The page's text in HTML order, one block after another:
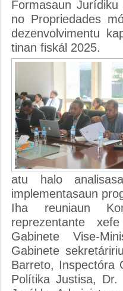
Formasaun
no Propriedades
dezenvolvimentu
tinan fiskál 2025.
atu halo
implementasaun
Iha reuniaun
reprezentante
Gabinete Vise-
Gabinete
Barreto, Inspectóra
Polítika Justisa, Dr.